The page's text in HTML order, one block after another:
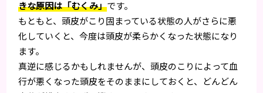
きな原因は「むくみ」です。
もともと、頭皮がこり固まっている状態の人がさらに悪
化していくと、今度は頭皮が柔らかくなった状態になり
ます。
真逆に感じるかもしれませんが、頭皮のこりによって血
行が悪くなった頭皮をそのままにしておくと、どんどん